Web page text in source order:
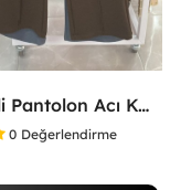
Düğmeli Pantolon Acı Kahve
0 Değerlendirme